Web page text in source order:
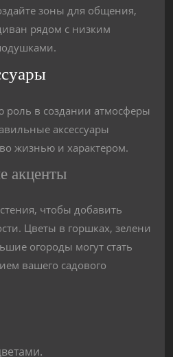
зоны для общения,
рядом с низким
роль в создании атмосферы
аксессуары
жизнью и характером.
акценты
чтобы добавить
Цветы в горшках, зелени
огороды могут стать
вашего садового